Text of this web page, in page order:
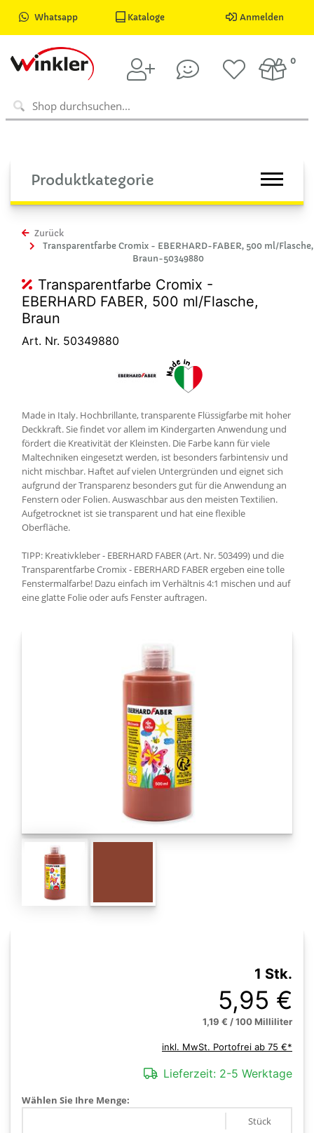
Whatsapp Kataloge Anmelden
0
Produktkategorie
Zurück
Transparentfarbe Cromix - EBERHARD-FABER, 500 ml/Flasche,
Braun-50349880
Transparentfarbe Cromix -
EBERHARD FABER, 500 ml/Flasche,
Braun
Art. Nr. 50349880
Made in Italy. Hochbrillante, transparente Flüssigfarbe mit hoher
Deckkraft. Sie findet vor allem im Kindergarten Anwendung und
fördert die Kreativität der Kleinsten. Die Farbe kann für viele
Maltechniken eingesetzt werden, ist besonders farbintensiv und
nicht mischbar. Haftet auf vielen Untergründen und eignet sich
aufgrund der Transparenz besonders gut für die Anwendung an
Fenstern oder Folien. Auswaschbar aus den meisten Textilien.
Aufgetrocknet ist sie transparent und hat eine flexible
Oberfläche.
TIPP: Kreativkleber - EBERHARD FABER (Art. Nr. 503499) und die
Transparentfarbe Cromix - EBERHARD FABER ergeben eine tolle
Fenstermalfarbe! Dazu einfach im Verhältnis 4:1 mischen und auf
eine glatte Folie oder aufs Fenster auftragen.
1 Stk.
5,95 €
1,19 € / 100 Milliliter
inkl. MwSt. Portofrei ab 75 €*
Lieferzeit: 2-5 Werktage
Wählen Sie Ihre Menge:
Stück